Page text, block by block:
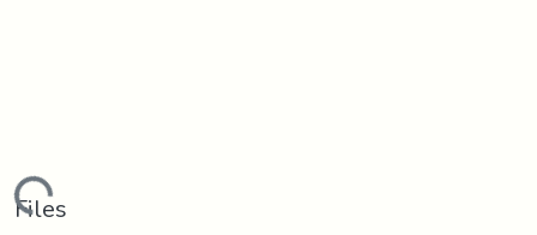
Files